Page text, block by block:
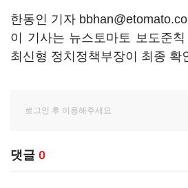
한동인 기자
이 기사는 뉴스토마토 보도준
최신형 정치정책부장이 최종 확
댓글 0